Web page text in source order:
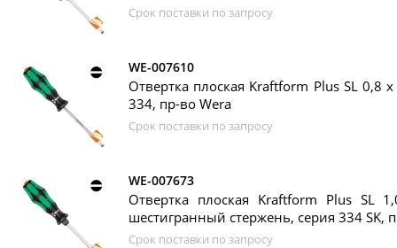
Срок поставки по запросу
WE-007610
Отвертка плоская Kraftform Plus SL 0,8
334, пр-во Wera
Срок поставки по запросу
WE-007673
Отвертка плоская Kraftform Plus
шестигранный стержень, серия 334 SK,
Срок поставки по запросу